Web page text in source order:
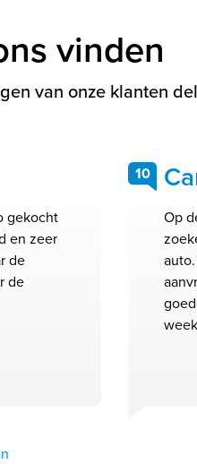
vinden
van onze klanten
gekocht
en zeer
de
de
10
Op